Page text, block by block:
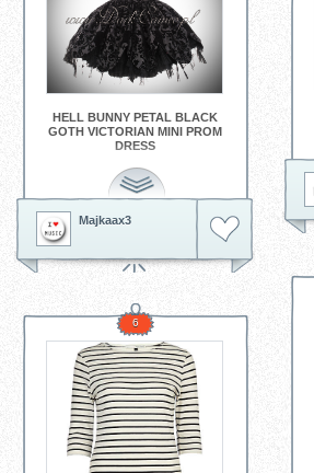
HELL BUNNY PETAL BLACK
GOTH VICTORIAN MINI PROM
DRESS
Hell Bunny Victorian
Majkaax3
6